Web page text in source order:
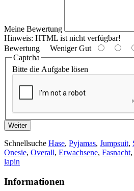
Meine Bewertung
Hinweis: HTML ist nicht verfügbar!
Bewertung Weniger Gut
Captcha
Bitte die Aufgabe lösen
Weiter
Schnellsuche Hase, Pyjamas, Jumpsuit,
Onesie, Overall, Erwachsene, Fasnacht,
lapin
Informationen